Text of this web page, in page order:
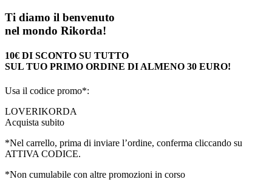
Ti diamo il benvenuto
nel mondo Rikorda!
10€ DI SCONTO SU TUTTO
SUL TUO PRIMO ORDINE DI ALMENO 30 EURO!
Usa il codice promo*:
LOVERIKORDA
Acquista subito
*Nel carrello, prima di inviare l’ordine, conferma cliccando su
ATTIVA CODICE.
*Non cumulabile con altre promozioni in corso